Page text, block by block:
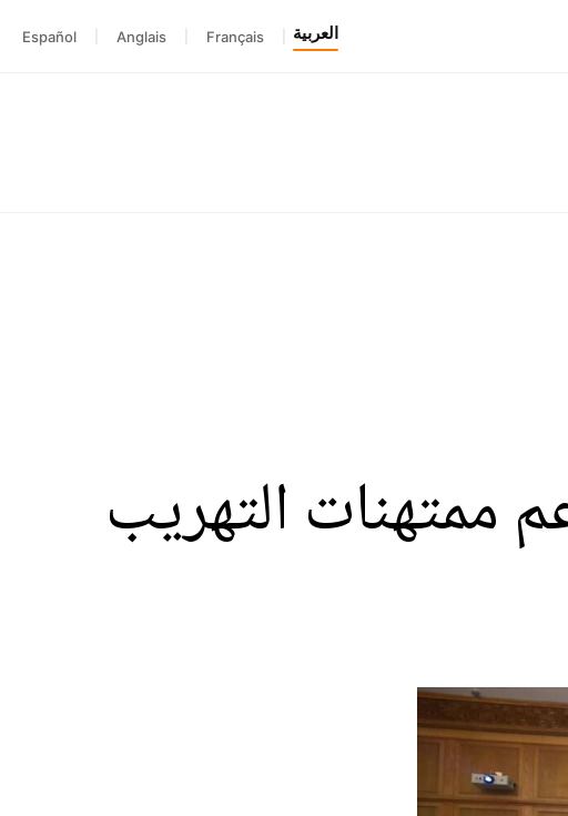
العربية Français
Anglais
Español
التهريب